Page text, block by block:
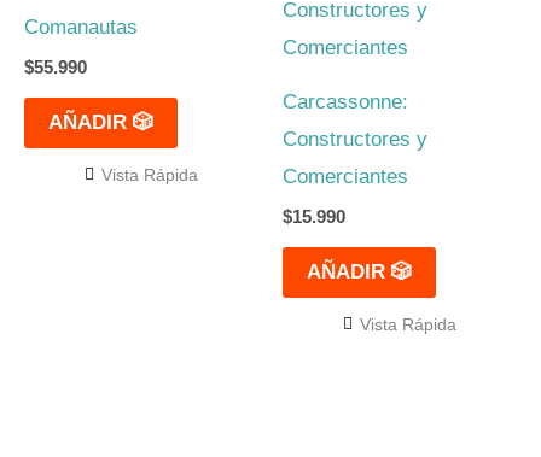
Comanautas
$55.990
AÑADIR 🎲
Vista Rápida
Carcassonne:
Constructores y
Comerciantes
$15.990
AÑADIR 🎲
Vista Rápida